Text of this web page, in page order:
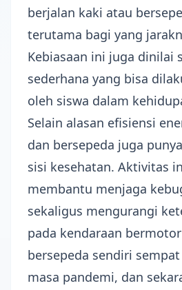
berjalan kaki atau
terutama bagi yang
Kebiasaan ini juga dinilai
sederhana yang bisa
oleh siswa dalam
Selain alasan efisiensi
dan bersepeda juga
sisi kesehatan. Aktivitas
membantu menjaga
sekaligus mengurangi
pada kendaraan
bersepeda sendiri
masa pandemi, dan